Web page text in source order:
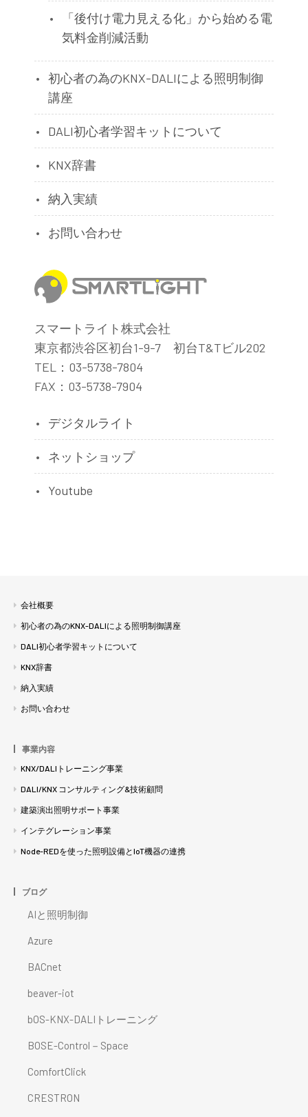
「後付け電力見える化」から始める電
気料金削減活動
初心者の為のKNX-DALIによる照明制御
講座
DALI初心者学習キットについて
KNX辞書
納入実績
お問い合わせ
スマートライト株式会社
東京都渋谷区初台1-9-7 初台T&Tビル202
TEL：03-5738-7804
FAX：03-5738-7904
デジタルライト
ネットショップ
Youtube
会社概要
初心者の為のKNX-DALIによる照明制御講座
DALI初心者学習キットについて
KNX辞書
納入実績
お問い合わせ
事業内容
KNX/DALIトレーニング事業
DALI/KNX コンサルティング&技術顧問
建築演出照明サポート事業
インテグレーション事業
Node-REDを使った照明設備とIoT機器の連携
ブログ
AIと照明制御
Azure
BACnet
beaver-iot
bOS-KNX-DALIトレーニング
BOSE-Control－Space
ComfortClick
CRESTRON